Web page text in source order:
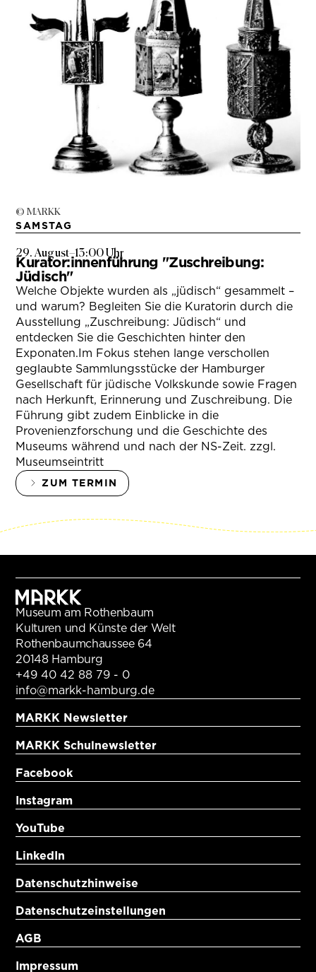
© MARKK
SAMSTAG
29. August–13:00 Uhr
Kurator:innenführung "Zuschreibung:
Jüdisch"
Welche Objekte wurden als „jüdisch“ gesammelt –
und warum? Begleiten Sie die Kuratorin durch die
Ausstellung „Zuschreibung: Jüdisch“ und
entdecken Sie die Geschichten hinter den
Exponaten.Im Fokus stehen lange verschollen
geglaubte Sammlungsstücke der Hamburger
Gesellschaft für jüdische Volkskunde sowie Fragen
nach Herkunft, Erinnerung und Zuschreibung. Die
Führung gibt zudem Einblicke in die
Provenienzforschung und die Geschichte des
Museums während und nach der NS-Zeit. zzgl.
Museumseintritt
ZUM TERMIN
Museum am Rothenbaum
Kulturen und Künste der Welt
Rothenbaumchaussee 64
20148 Hamburg
+49 40 42 88 79 - 0
info@markk-hamburg.de
MARKK Newsletter
MARKK Schulnewsletter
Facebook
Instagram
YouTube
LinkedIn
Datenschutzhinweise
Datenschutzeinstellungen
AGB
Impressum